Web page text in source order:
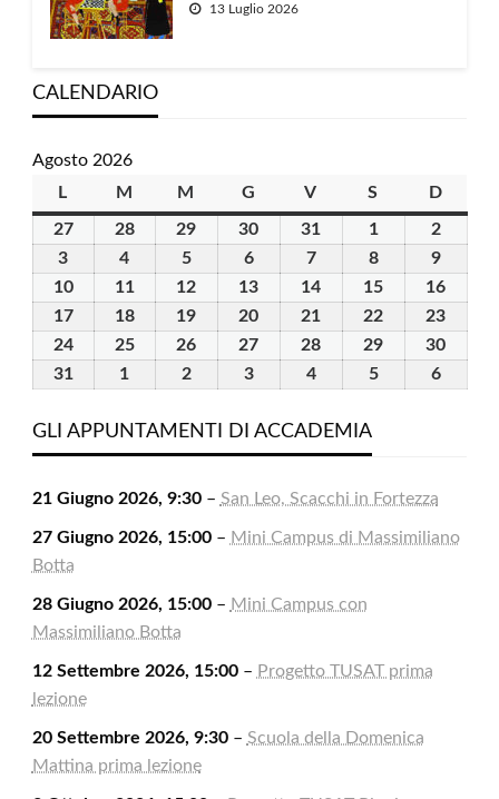
13 Luglio 2026
CALENDARIO
Agosto 2026
L
M martedì
M mercoledì
G giovedìV venerdì
S D
2727
Luglio
2026
2828
29 30 31 11
Agosto
2026
22
Agosto
2026
3
Agosto
2026
4
Agosto
2026
55
Agosto
2026
66
Agosto
2026
77
Agosto
2026
88
Agosto
2026
99
Agosto
2026
1010
Agosto
2026
1111
Agosto
2026
12
Agosto
13
Agosto
14
Agosto
15
Agosto
16
1717
Agosto
1818
Agosto
19
Agosto
20
Agosto
21
Agosto
22
Agosto
23
2424
Agosto
2525
Agosto
26
Agosto
27
Agosto
28
Agosto
29
Agosto
30
3131
2026
1
2026
22
2026
33
2026
44
2026
55
66
GLI APPUNTAMENTI DI ACCADEMIA
21 Giugno 2026, 9:30– San Leo, Scacchi in Fortezza
27 Giugno 2026, 15:00– Mini Campus di Massimiliano
Botta
28 Giugno 2026, 15:00– Mini Campus con
Massimiliano Botta
12 Settembre 2026, 15:00– Progetto TUSAT prima
lezione
20 Settembre 2026, 9:30– Scuola della Domenica
Mattina prima lezione